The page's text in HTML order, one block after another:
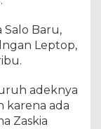
Salo Baru,
Leptop,
adeknya
karena ada
Zaskia